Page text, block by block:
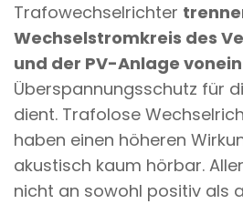
Trafowechselrichter
Wechselstromkreis des
und der PV-Anlage
Überspannungsschutz für
dient. Trafolose
haben einen höheren
akustisch kaum hörbar.
nicht an sowohl positiv als